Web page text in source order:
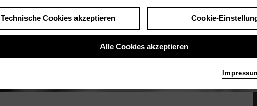
Technische Cookies akzeptieren Cookie-
Alle Cookies akzeptieren